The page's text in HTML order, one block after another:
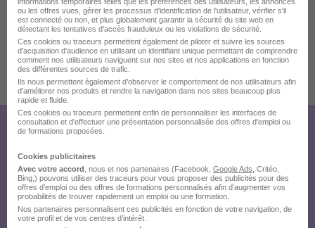
11 de plus
Publiée le 03/08/2026 - Réf : teamtailor-7139825-1814776
Créez votre compte Hellowork et
envoyez votre candidature !
ou les offres vues, gérer les processus d'identification de l'utilisateur, vérifier s'il
est connecté ou non, et plus globalement garantir la sécurité du site web en
détectant les tentatives d'accès frauduleux ou les violations de sécurité.
Ces cookies ou traceurs permettent également de piloter et suivre les sources
d'acquisition d'audience en utilisant un identifiant unique permettant de comprendre
comment nos utilisateurs naviguent sur nos sites et nos applications en fonction
des différentes sources de trafic.
Ils nous permettent également d’observer le comportement de nos utilisateurs afin
d'améliorer nos produits et rendre la navigation dans nos sites beaucoup plus
rapide et fluide.
Ces cookies ou traceurs permettent enfin de personnaliser les interfaces de
consultation et d'effectuer une présentation personnalisée des offres d'emploi ou
de formations proposées.
Cookies publicitaires
Avec votre accord , nous et nos partenaires (Facebook, Google Ads , Critéo,
Bing,) pouvons utiliser des traceurs pour vous proposer des publicités pour des
offres d’emploi ou des offres de formations personnalisés afin d’augmenter vos
probabilités de trouver rapidement un emploi ou une formation.
Nos partenaires personnalisent ces publicités en fonction de votre navigation, de
votre profil et de vos centres d’intérêt.